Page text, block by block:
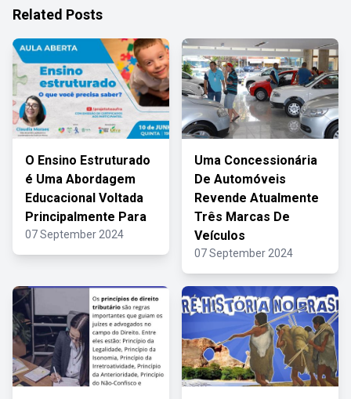
Related Posts
O Ensino Estruturado
é Uma Abordagem
Educacional Voltada
Principalmente Para
07 September 2024
Uma Concessionária
De Automóveis
Revende Atualmente
Três Marcas De
Veículos
07 September 2024